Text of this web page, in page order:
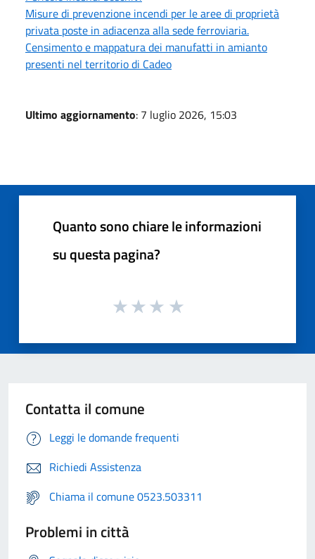
Misure di prevenzione incendi per le aree di proprietà
privata poste in adiacenza alla sede ferroviaria.
Censimento e mappatura dei manufatti in amianto
presenti nel territorio di Cadeo
Ultimo aggiornamento: 7 luglio 2026, 15:03
Quanto sono chiare le informazioni
su questa pagina?
Contatta il comune
Leggi le domande frequenti
Richiedi Assistenza
Chiama il comune 0523.503311
Problemi in città